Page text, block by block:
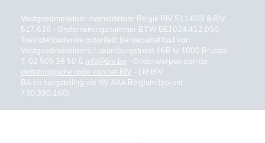
Vastgoedmakelaar-bemiddelaar België BIV 511.609 & BIV
517.636 - Ondernemingsnummer BTW BE1024.412.050
Toezichthoudende autoriteit: Beroepsinstituut van
Vastgoedmakelaars, Luxemburgstraat 16B te 1000 Brussel
T. 02 505 38 50 E. info@biv.be - Onderworpen aan de
deontologische code van het BIV - Lid BIV
BA en borgstelling via NV AXA Belgium (polisnr.
730.390.160)